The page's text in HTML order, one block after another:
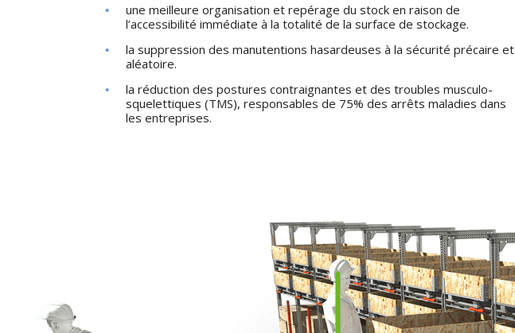
une meilleure organisation et repérage du stock en raison de
l’accessibilité immédiate à la totalité de la surface de stockage.
la suppression des manutentions hasardeuses à la sécurité précaire et
aléatoire.
la réduction des postures contraignantes et des troubles musculo-
squelettiques (TMS), responsables de 75% des arrêts maladies dans
les entreprises.